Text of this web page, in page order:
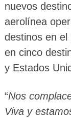
nuevos
aerolínea
destinos en
en cinco
y Estados
“Nos
Viva y